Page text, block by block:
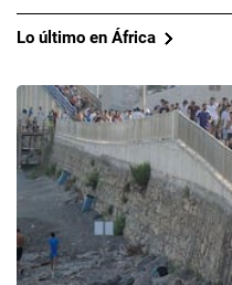
Lo último en África